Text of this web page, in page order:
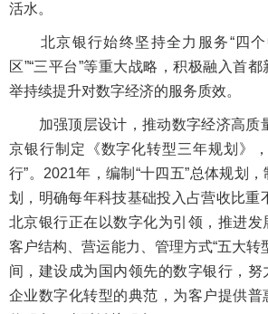
活水。
北京银行始终坚持全力服务“四个
区”“三平台”等重大战略，积极融入首
举持续提升对数字经济的服务质效。
加强顶层设计，推动数字经济高质
京银行制定《数字化转型三年规划》
行”。2021年，编制“十四五”总体规划
划，明确每年科技基础投入占营收比重
北京银行正在以数字化为引领，推进发
客户结构、营运能力、管理方式“五大转
间，建设成为国内领先的数字银行，努
企业数字化转型的典范，为客户提供普